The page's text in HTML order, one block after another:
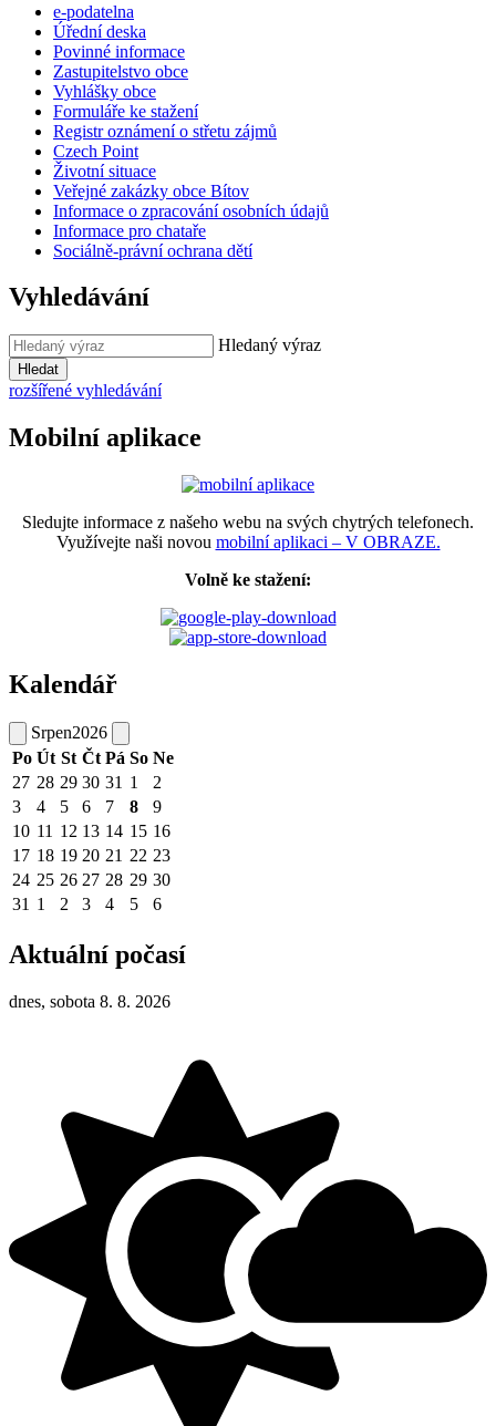
e-podatelna
Úřední deska
Povinné informace
Zastupitelstvo obce
Vyhlášky obce
Formuláře ke stažení
Registr oznámení o střetu zájmů
Czech Point
Životní situace
Veřejné zakázky obce Bítov
Informace o zpracování osobních údajů
Informace pro chataře
Sociálně-právní ochrana dětí
Vyhledávání
Hledaný výraz
Hledat
rozšířené vyhledávání
Mobilní aplikace
Sledujte informace z našeho webu na svých chytrých telefonech.
Využívejte naši novou mobilní aplikaci – V OBRAZE.
Volně ke stažení:
Kalendář
Srpen2026
Po Út St Čt Pá So Ne
27 28 29 30 31 1
2
3
4 5 6 7 8
9
10 11 12 13 14 15 16
17 18 19 20 21 22 23
24 25 26 27 28 29 30
31 1 2 3 4 5 6
Aktuální počasí
dnes, sobota 8. 8. 2026